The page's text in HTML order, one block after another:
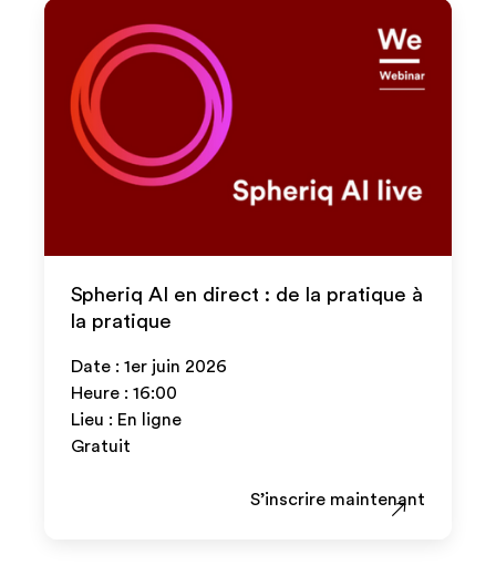
Spheriq AI en direct : de la pratique à
la pratique
Date : 1er juin 2026
Heure : 16:00
Lieu : En ligne
Gratuit
S’inscrire maintenant